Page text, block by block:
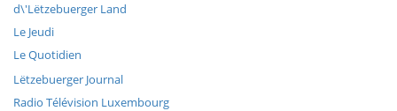
d\'Lëtzebuerger Land
Le Jeudi
Le Quotidien
Lëtzebuerger Journal
Radio Télévision Luxembourg